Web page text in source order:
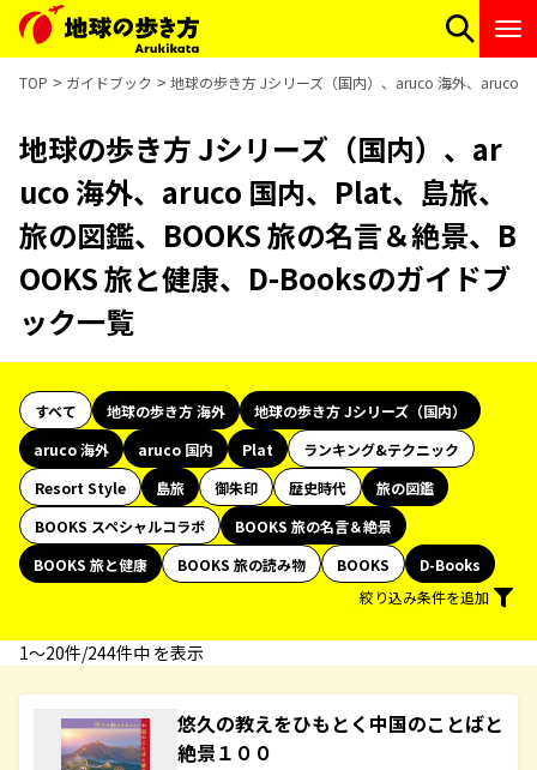
TOP ガイドブック 地球の歩き方 Jシリーズ（国内）、aruco 海外、aruco
地球の歩き方 Jシリーズ（国内）、ar
uco 海外、aruco 国内、Plat、島旅、
旅の図鑑、BOOKS 旅の名言＆絶景、B
OOKS 旅と健康、D-Booksのガイドブ
ック一覧
すべて 地球の歩き方 海外
地球の歩き方 Jシリーズ（国内）
aruco 海外
aruco 国内 Plat
ランキング&テクニック
Resort Style
島旅 御朱印 歴史時代
旅の図鑑
BOOKS スペシャルコラボ
BOOKS 旅の名言＆絶景
BOOKS 旅と健康
BOOKS 旅の読み物 BOOKS
D-Books
絞り込み条件を追加
1〜20件/244件中 を表示
悠久の教えをひもとく中国のことばと
絶景１００